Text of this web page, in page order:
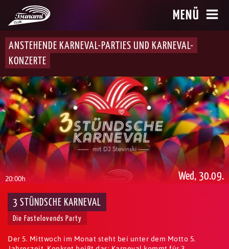
MENÜ
ANSTEHENDE KARNEVAL-PARTIES UND KARNEVAL-
KONZERTE
20:00h Wed, 30.09.
3 STÜNDSCHE KARNEVAL
Die Fastelovends Party
Der 5. Mittwoch im Monat steht bei unter dem Motto 5.